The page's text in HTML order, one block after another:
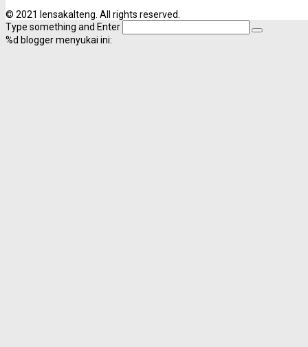
© 2021 lensakalteng. All rights reserved.
Type something and Enter
%d blogger menyukai ini: